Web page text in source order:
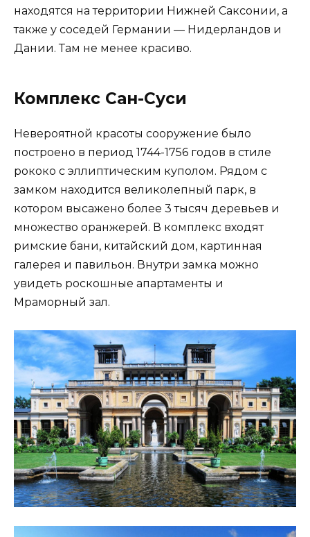
находятся на территории Нижней Саксонии, а
также у соседей Германии — Нидерландов и
Дании. Там не менее красиво.
Комплекс Сан-Суси
Невероятной красоты сооружение было
построено в период 1744-1756 годов в стиле
рококо с эллиптическим куполом. Рядом с
замком находится великолепный парк, в
котором высажено более 3 тысяч деревьев и
множество оранжерей. В комплекс входят
римские бани, китайский дом, картинная
галерея и павильон. Внутри замка можно
увидеть роскошные апартаменты и
Мраморный зал.